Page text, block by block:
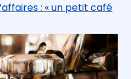
: « un petit café